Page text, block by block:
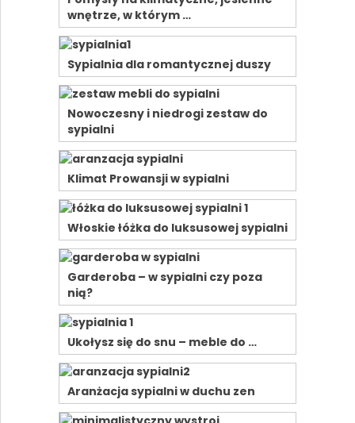
wnętrze, w którym …
Sypialnia dla romantycznej duszy
Nowoczesny i niedrogi zestaw do
sypialni
Klimat Prowansji w sypialni
Włoskie łóżka do luksusowej sypialni
Garderoba – w sypialni czy poza
nią?
Ukołysz się do snu – meble do …
Aranżacja sypialni w duchu zen